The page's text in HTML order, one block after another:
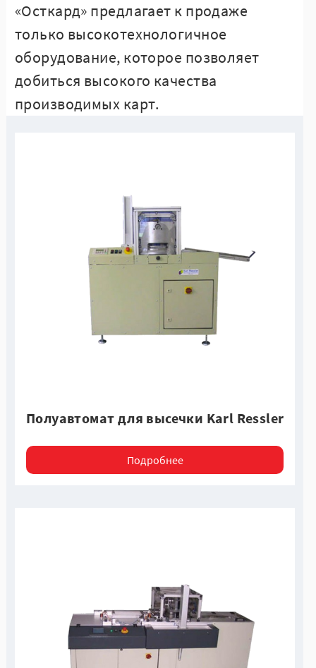
«Осткард» предлагает к продаже
только высокотехнологичное
оборудование, которое позволяет
добиться высокого качества
производимых карт.
Полуавтомат для высечки Karl Ressler
Подробнее